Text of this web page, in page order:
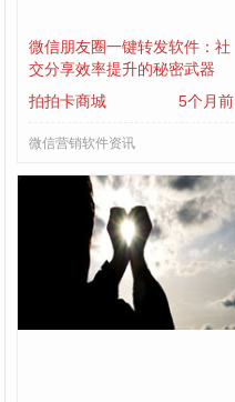
微信朋友圈一键转发软件：社
交分享效率提升的秘密武器
拍拍卡商城
5个月前
微信营销软件资讯